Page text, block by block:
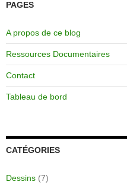
PAGES
A propos de ce blog
Ressources Documentaires
Contact
Tableau de bord
CATÉGORIES
Dessins (7)